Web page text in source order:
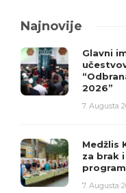
Najnovije
Glavni
2026”
7. Augusta
Medžlis
za brak
7. Augusta